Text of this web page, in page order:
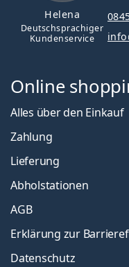
Helena
Deutschsprachiger
Kundenservice
Online
Alles über den Einkauf
Zahlung
Lieferung
Abholstationen
AGB
Erklärung zur
Datenschutz